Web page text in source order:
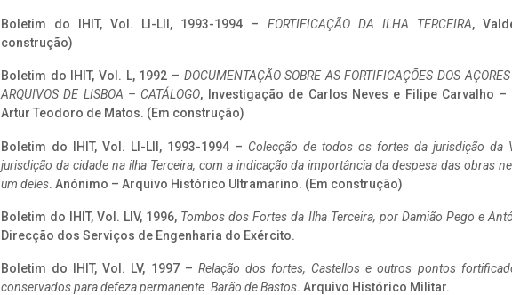
Boletim do IHIT, Vol. LI-LII, 1993-1994 – FORTIFICAÇÃO DA ILHA TERCEIRA,
construção)
Boletim do IHIT, Vol. L, 1992 – DOCUMENTAÇÃO SOBRE AS FORTIFICAÇÕES DOS
ARQUIVOS DE LISBOA – CATÁLOGO, Investigação de Carlos Neves e Filipe Carvalho
Artur Teodoro de Matos. (Em construção)
Boletim do IHIT, Vol. LI-LII, 1993-1994 – Colecção de todos os fortes da jurisdição da
jurisdição da cidade na ilha Terceira, com a indicação da importância da despesa das obras
um deles. Anónimo – Arquivo Histórico Ultramarino. (Em construção)
Boletim do IHIT, Vol. LIV, 1996, Tombos dos Fortes da Ilha Terceira, por Damião Pego e
Direcção dos Serviços de Engenharia do Exército.
Boletim do IHIT, Vol. LV, 1997 – Relação dos fortes, Castellos e outros pontos
conservados para defeza permanente. Barão de Bastos. Arquivo Histórico Militar.